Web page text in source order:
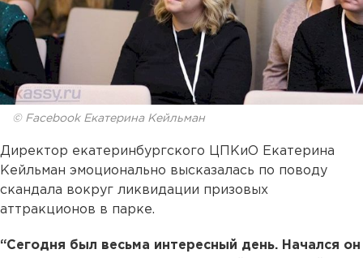
© Facebook Екатерина Кейльман
Директор екатеринбургского ЦПКиО Екатерина
Кейльман эмоционально высказалась по поводу
скандала вокруг ликвидации призовых
аттракционов в парке.
“Сегодня был весьма интересный день. Начался он